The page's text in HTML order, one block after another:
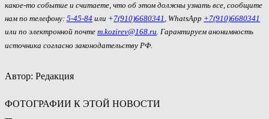
какое-то событие и считаете, что об этом должны узнать все, сообщите
нам по телефону: 5-45-84 или +7(910)6680341 , WhatsApp +7(910)6680341
или по электронной почте m.kozirev@168.ru. Гарантируем анонимность
источника согласно законодательству РФ.
Автор: Редакция
ФОТОГРАФИИ К ЭТОЙ НОВОСТИ